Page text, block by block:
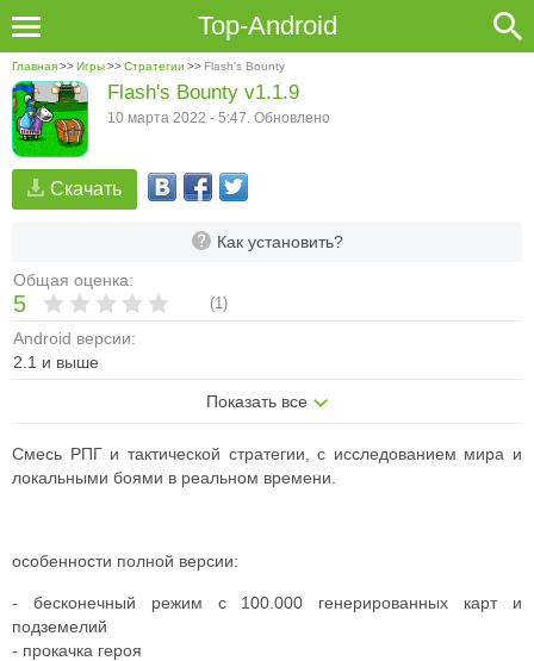
Top-Android
Главная>>Игры>>Стратегии >> Flash's Bounty
Скачать
Как установить?
Общая оценка:
5 (1)
Android версии:
2.1 и выше
Показать все
Flash's Bounty v1.1.9
10 марта 2022 - 5:47. Обновлено
Смесь РПГ и тактической стратегии, с исследованием мира и
локальными боями в реальном времени.
особенности полной версии:
- бесконечный режим с 100.000 генерированных карт и
подземелий
- прокачка героя